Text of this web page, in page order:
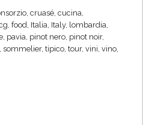
t
, cruasé, cucina,
, food, Italia, Italy, lombardia,
, pavia, pinot nero, pinot noir,
, sommelier, tipico, tour, vini, vino,